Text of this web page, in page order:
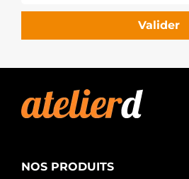
Valider
NOS PRODUITS